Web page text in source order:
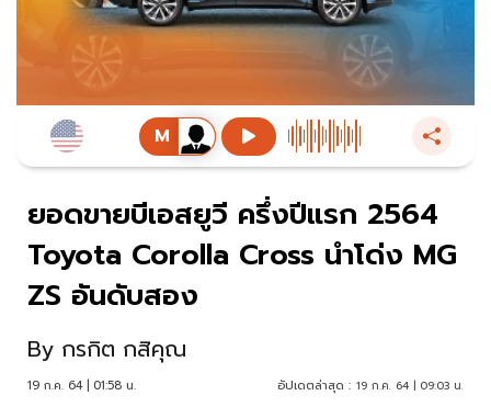
ยอดขายบีเอสยูวี ครึ่งปีแรก 2564
Toyota Corolla Cross นำโด่ง MG
ZS อันดับสอง
By กรกิต กสิคุณ
19 ก.ค. 64 | 01:58 น. อัปเดตล่าสุด : 19 ก.ค. 64 | 09:03 น.